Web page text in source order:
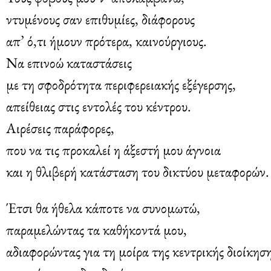
ντυμένους σαν επιθυμίες, διάφορους
απ’ ό,τι ήμουν πρότερα, καινούργιους.
Να επινοώ καταστάσεις
με τη σφοδρότητα περιφερειακής εξέγερσης,
απείθειας στις εντολές του κέντρου.
Αιρέσεις παράφορες,
που να τις προκαλεί η άξεστή μου άγνοια
και η θλιβερή κατάσταση του δικτύου μεταφορών.
Έτσι θα ήθελα κάποτε να συνομωτώ,
παραμελώντας τα καθήκοντά μου,
αδιαφορώντας για τη μοίρα της κεντρικής